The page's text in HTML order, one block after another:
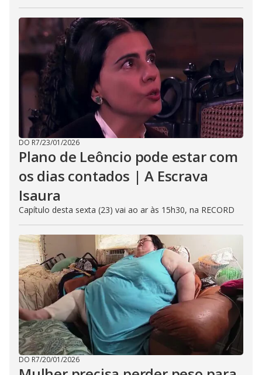
DO R7/23/01/2026
Plano de Leôncio pode estar com
os dias contados | A Escrava
Isaura
Capítulo desta sexta (23) vai ao ar às 15h30, na RECORD
DO R7/20/01/2026